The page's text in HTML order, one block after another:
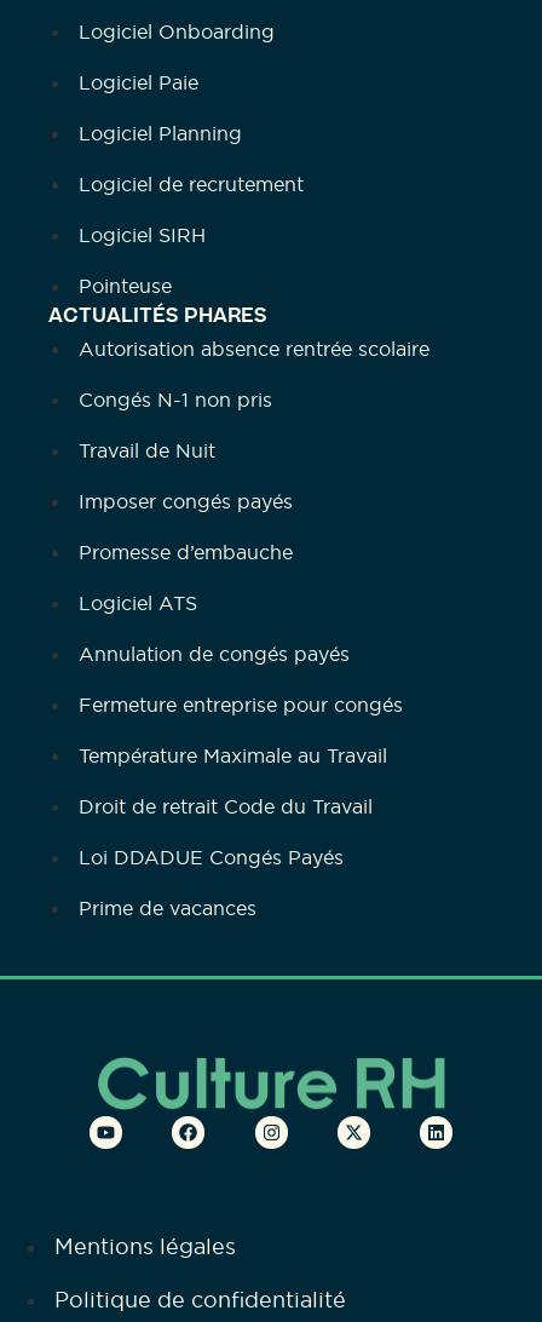
Logiciel Onboarding
Logiciel Paie
Logiciel Planning
Logiciel de recrutement
Logiciel SIRH
Pointeuse
ACTUALITÉS PHARES
Autorisation absence rentrée scolaire
Congés N-1 non pris
Travail de Nuit
Imposer congés payés
Promesse d’embauche
Logiciel ATS
Annulation de congés payés
Fermeture entreprise pour congés
Température Maximale au Travail
Droit de retrait Code du Travail
Loi DDADUE Congés Payés
Prime de vacances
Mentions légales
Politique de confidentialité